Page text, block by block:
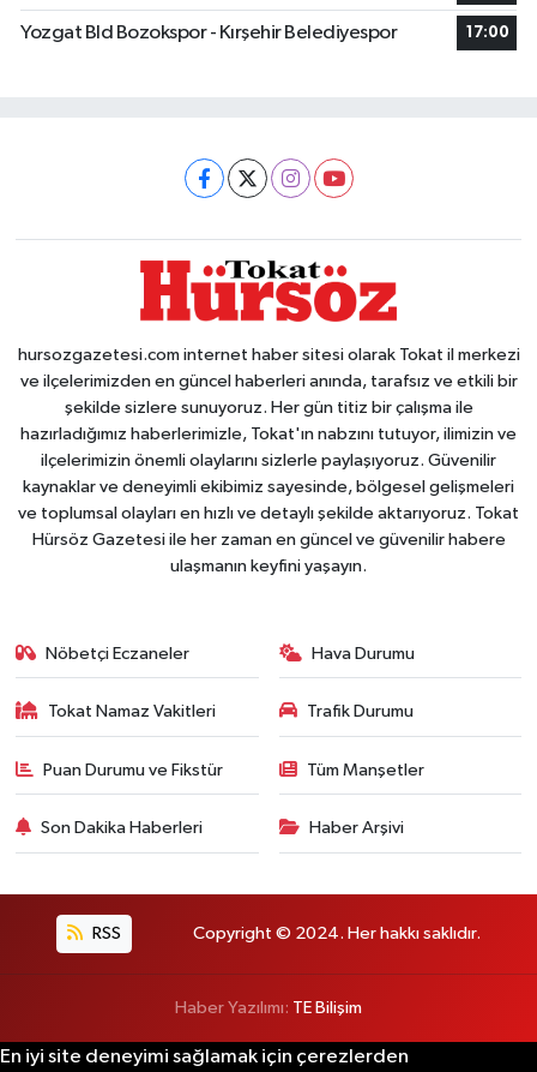
Yozgat Bld Bozokspor - Kırşehir Belediyespor 17:00
hursozgazetesi.com internet haber sitesi olarak Tokat il merkezi
ve ilçelerimizden en güncel haberleri anında, tarafsız ve etkili bir
şekilde sizlere sunuyoruz. Her gün titiz bir çalışma ile
hazırladığımız haberlerimizle, Tokat'ın nabzını tutuyor, ilimizin ve
ilçelerimizin önemli olaylarını sizlerle paylaşıyoruz. Güvenilir
kaynaklar ve deneyimli ekibimiz sayesinde, bölgesel gelişmeleri
ve toplumsal olayları en hızlı ve detaylı şekilde aktarıyoruz. Tokat
Hürsöz Gazetesi ile her zaman en güncel ve güvenilir habere
ulaşmanın keyfini yaşayın.
Nöbetçi Eczaneler Hava Durumu
Tokat Namaz Vakitleri Trafik Durumu
Puan Durumu ve Fikstür Tüm Manşetler
Son Dakika Haberleri Haber Arşivi
RSS Copyright © 2024. Her hakkı saklıdır.
Haber Yazılımı: TE Bilişim
En iyi site deneyimi sağlamak için çerezlerden